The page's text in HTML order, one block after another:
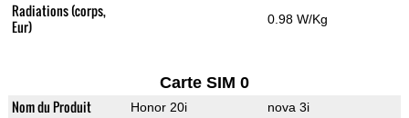
Radiations (corps,
Eur)
0.98 W/Kg
Carte SIM 0
Nom du Produit Honor 20i nova 3i